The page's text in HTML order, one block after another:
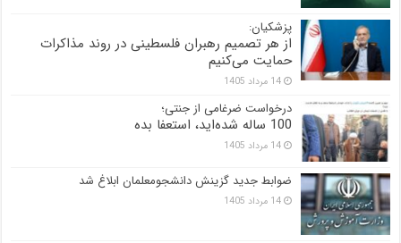
پزشکیان:
از هر تصمیم رهبران فلسطینی در روند مذاکرات
حمایت می‌کنیم
14 مرداد 1405
درخواست ضرغامی از جنتی؛
100 ساله شده‌اید، استعفا بده
14 مرداد 1405
ضوابط جدید گزینش دانشجومعلمان ابلاغ شد
14 مرداد 1405